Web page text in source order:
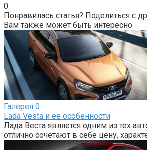
0
Понравилась статья? Поделиться с
Вам также может быть интересно
Галерея 0
Lada Vesta и ее особенности
Лада Веста является одним из тех
отлично сочетают в себе цену,